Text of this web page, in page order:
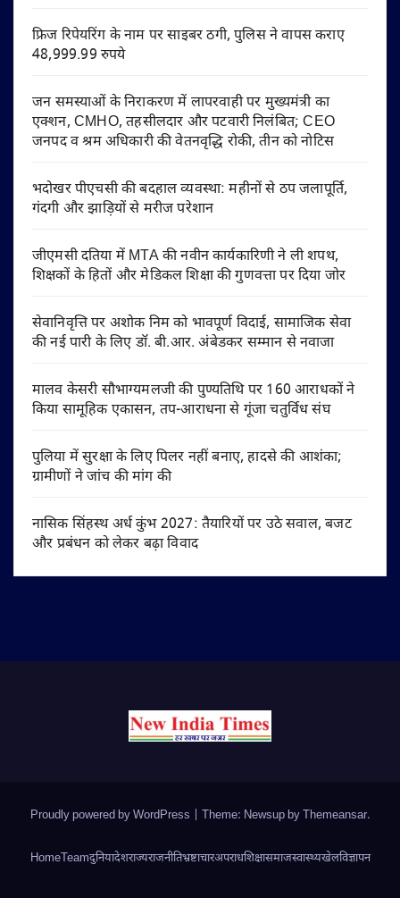
फ्रिज रिपेयरिंग के नाम पर साइबर ठगी, पुलिस ने वापस कराए
48,999.99 रुपये
जन समस्याओं के निराकरण में लापरवाही पर मुख्यमंत्री का
एक्शन, CMHO, तहसीलदार और पटवारी निलंबित; CEO
जनपद व श्रम अधिकारी की वेतनवृद्धि रोकी, तीन को नोटिस
भदोखर पीएचसी की बदहाल व्यवस्था: महीनों से ठप जलापूर्ति,
गंदगी और झाड़ियों से मरीज परेशान
जीएमसी दतिया में MTA की नवीन कार्यकारिणी ने ली शपथ,
शिक्षकों के हितों और मेडिकल शिक्षा की गुणवत्ता पर दिया जोर
सेवानिवृत्ति पर अशोक निम को भावपूर्ण विदाई, सामाजिक सेवा
की नई पारी के लिए डॉ. बी.आर. अंबेडकर सम्मान से नवाजा
मालव केसरी सौभाग्यमलजी की पुण्यतिथि पर 160 आराधकों ने
किया सामूहिक एकासन, तप-आराधना से गूंजा चतुर्विध संघ
पुलिया में सुरक्षा के लिए पिलर नहीं बनाए, हादसे की आशंका;
ग्रामीणों ने जांच की मांग की
नासिक सिंहस्थ अर्ध कुंभ 2027: तैयारियों पर उठे सवाल, बजट
और प्रबंधन को लेकर बढ़ा विवाद
Proudly powered by WordPress Theme: Newsup byThemeansar.
HomeTeamदुनियादेशराज्यराजनीतिभ्रष्टाचारअपराधशिक्षासमाजस्वास्थ्यखेलविज्ञापन